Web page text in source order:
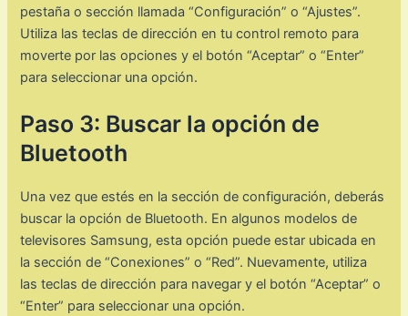
pestaña o sección llamada “Configuración” o “Ajustes”.
Utiliza las teclas de dirección en tu control remoto para
moverte por las opciones y el botón “Aceptar” o “Enter”
para seleccionar una opción.
Paso 3: Buscar la opción de
Bluetooth
Una vez que estés en la sección de configuración, deberás
buscar la opción de Bluetooth. En algunos modelos de
televisores Samsung, esta opción puede estar ubicada en
la sección de “Conexiones” o “Red”. Nuevamente, utiliza
las teclas de dirección para navegar y el botón “Aceptar” o
“Enter” para seleccionar una opción.